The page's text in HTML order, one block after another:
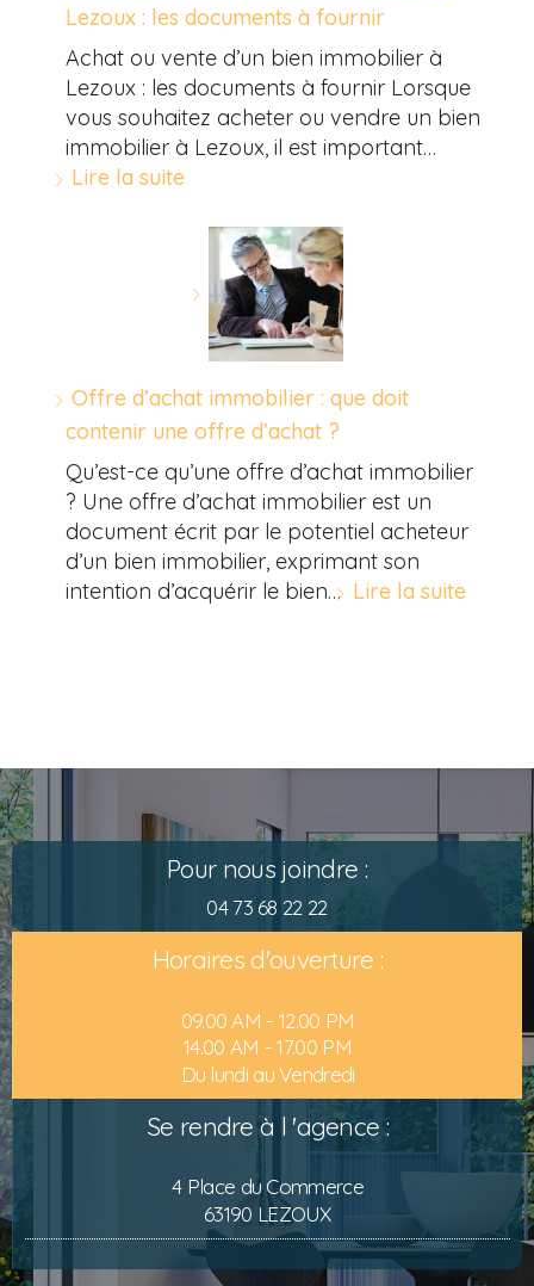
Lezoux : les documents à fournir
Achat ou vente d’un bien immobilier à
Lezoux : les documents à fournir Lorsque
vous souhaitez acheter ou vendre un bien
immobilier à Lezoux, il est important…
Lire la suite
Offre d’achat immobilier : que doit
contenir une offre d’achat ?
Qu’est-ce qu’une offre d’achat immobilier
? Une offre d’achat immobilier est un
document écrit par le potentiel acheteur
d’un bien immobilier, exprimant son
intention d’acquérir le bien… Lire la suite
Pour nous joindre :
04 73 68 22 22
Horaires d'ouverture :
09.00 AM - 12.00 PM
14.00 AM - 17.00 PM
Du lundi au Vendredi
Se rendre à l 'agence :
4 Place du Commerce
63190 LEZOUX